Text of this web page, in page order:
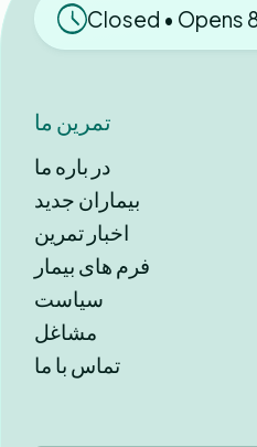
Closed • Opens
تمرین ما
در باره ما
بیماران جدید
اخبار تمرین
فرم های بیمار
سیاست
مشاغل
تماس با ما